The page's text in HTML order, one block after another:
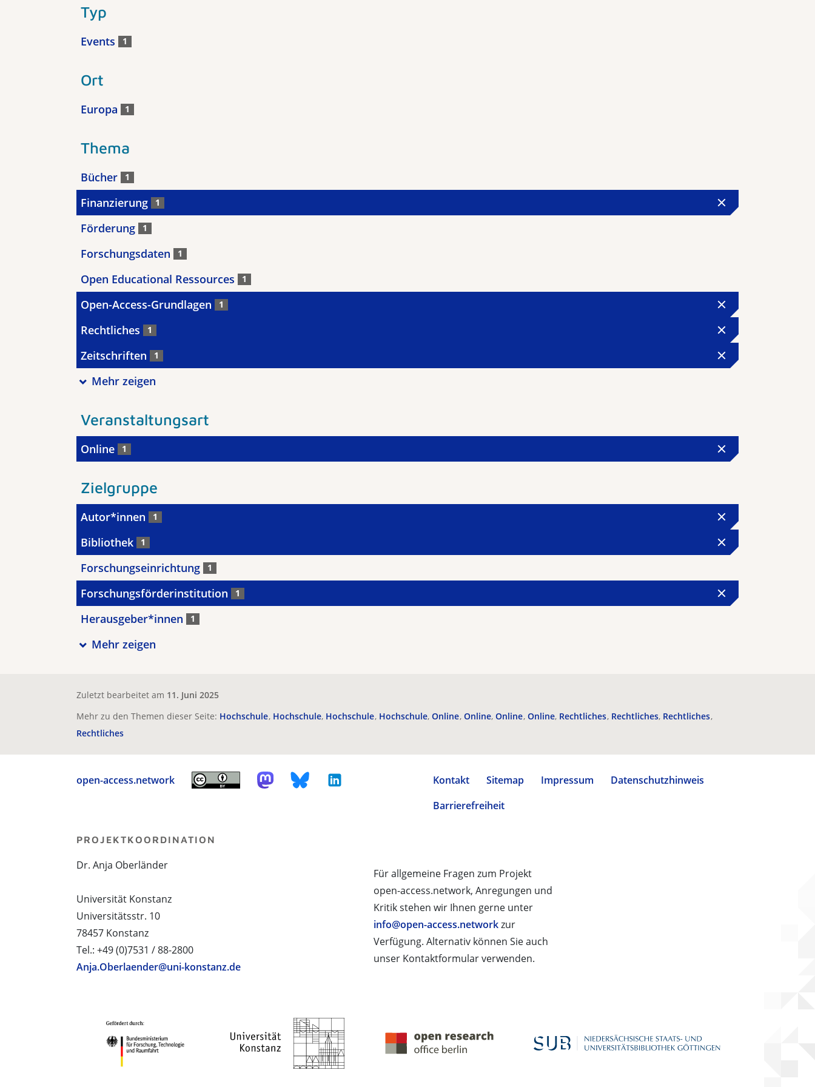
Typ
Events 1
Ort
Europa 1
Thema
Bücher 1
Finanzierung 1
Förderung 1
Forschungsdaten 1
Open Educational Ressources 1
Open-Access-Grundlagen 1
Rechtliches 1
Zeitschriften 1
Mehr zeigen
Veranstaltungsart
Online 1
Zielgruppe
Autor*innen 1
Bibliothek 1
Forschungseinrichtung 1
Forschungsförderinstitution 1
Herausgeber*innen 1
Mehr zeigen
Zuletzt bearbeitet am 11. Juni 2025
Mehr zu den Themen dieser Seite: Hochschule Hochschule Hochschule Hochschule Online Online Online Online Rechtliches Rechtliches Rechtliches
Rechtliches
open-access.network Kontakt Sitemap Impressum
Datenschutzhinweis
Barrierefreiheit
Für allgemeine Fragen zum Projekt
open-access.network, Anregungen und
Kritik stehen wir Ihnen gerne unter
info@open-access.networkzur
Verfügung. Alternativ können Sie auch
unser Kontaktformular verwenden.
PROJEKTKOORDINATION
Dr. Anja Oberländer
Universität Konstanz
Universitätsstr. 10
78457 Konstanz
Tel.: +49 (0)7531 / 88-2800
Anja.Oberlaender@uni-konstanz.de